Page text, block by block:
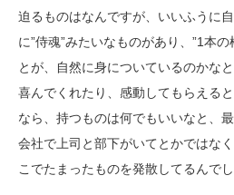
迫るものはなんですが、いいふうに
に”侍魂”みたいなものがあり、”1本の
とが、自然に身についているのかな
喜んでくれたり、感動してもらえる
なら、持つものは何でもいいなと、
会社で上司と部下がいてとかではな
こでたまったものを発散してるんでし